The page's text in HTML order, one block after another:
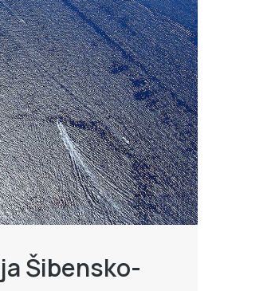
Šibensko-